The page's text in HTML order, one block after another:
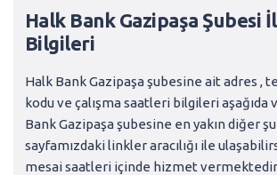
Halk Bank Gazipaşa Şubesi
Bilgileri
Halk Bank Gazipaşa şubesine ait adres ,
kodu ve çalışma saatleri bilgileri
Bank Gazipaşa şubesine en yakın diğer
sayfamızdaki linkler aracılığı ile
mesai saatleri içinde hizmet vermektedir.